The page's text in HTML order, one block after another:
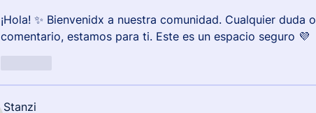
¡Hola! ✨ Bienvenidx a nuestra comunidad. Cualquier duda o
comentario, estamos para ti. Este es un espacio seguro 💜
Stanzi